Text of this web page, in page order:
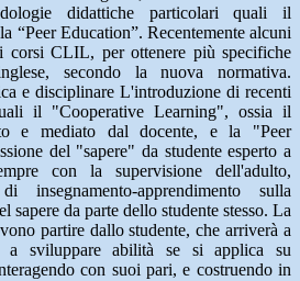
didattiche particolari quali il
“Peer Education”. Recentemente alcuni
corsi CLIL, per ottenere più specifiche
secondo la nuova normativa.
e disciplinare L'introduzione di recenti
il "Cooperative Learning", ossia il
e mediato dal docente, e la "Peer
del "sapere" da studente esperto a
con la supervisione dell'adulto,
apprendimento sulla
sapere da parte dello studente stesso. La
partire dallo studente, che arriverà a
a sviluppare abilità se si applica su
con suoi pari, e costruendo in